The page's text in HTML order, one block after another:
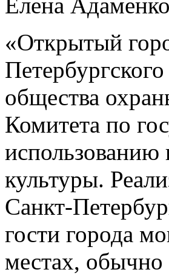
«Открытый
общества
Комитета по
использованию
культуры.
Санкт-
гости города
местах, обычно